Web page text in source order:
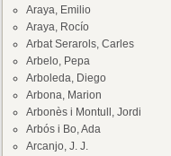
Araya, Emilio
Araya, Rocío
Arbat Serarols, Carles
Arbelo, Pepa
Arboleda, Diego
Arbona, Marion
Arbonès i Montull, Jordi
Arbós i Bo, Ada
Arcanjo, J. J.